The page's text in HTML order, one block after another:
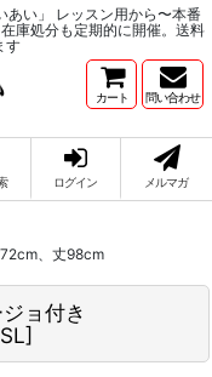
あい」 レッスン用から〜本番
庫処分も定期的に開催。送料
す
カート 問い合わせ
ログイン メルマガ
、丈98cm
ジョ付き
]